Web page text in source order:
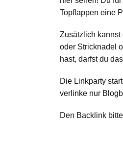
Topflappen eine
Zusätzlich kannst
oder Stricknadel
hast, darfst du
Die Linkparty
verlinke nur
Den Backlink